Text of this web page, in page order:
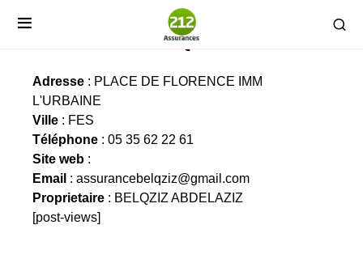
ASSURANCES BELQZIZ
Adresse : PLACE DE FLORENCE IMM
L'URBAINE
Ville : FES
Téléphone : 05 35 62 22 61
Site web :
Email : assurancebelqziz@gmail.com
Proprietaire : BELQZIZ ABDELAZIZ
[post-views]